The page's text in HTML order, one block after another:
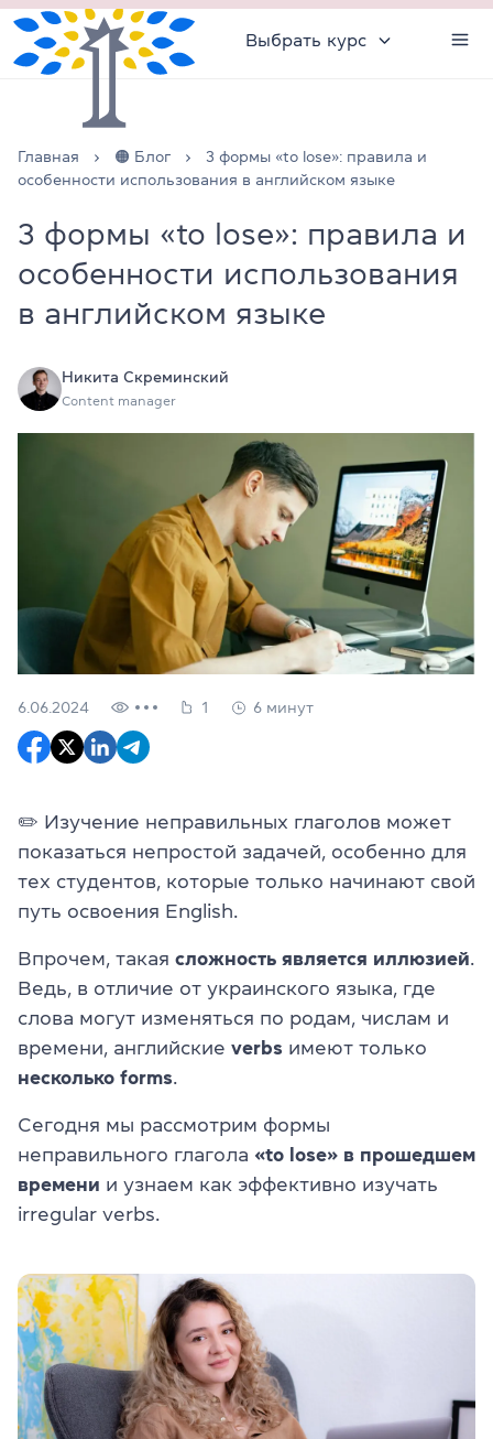
Выбрать курс
Главная 🟠 Блог
3 формы «to lose»: правила и
особенности использования в английском языке
3 формы «to lose»: правила и
особенности использования
в английском языке
Никита Скреминский
Content manager
6.06.2024 1 6 минут
✏️ Изучение неправильных глаголов может
показаться непростой задачей, особенно для
тех студентов, которые только начинают свой
путь освоения English.
Впрочем, такая сложность является иллюзией
Ведь, в отличие от украинского языка, где
слова могут изменяться по родам, числам и
времени, английские verbs имеют только
несколько forms
Сегодня мы рассмотрим формы
неправильного глагола «to lose» в прошедшем
времени и узнаем как эффективно изучать
irregular verbs.